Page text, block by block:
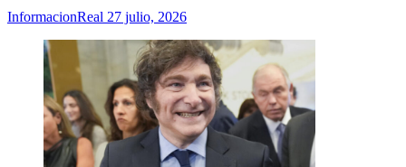
InformacionReal 27 julio, 2026